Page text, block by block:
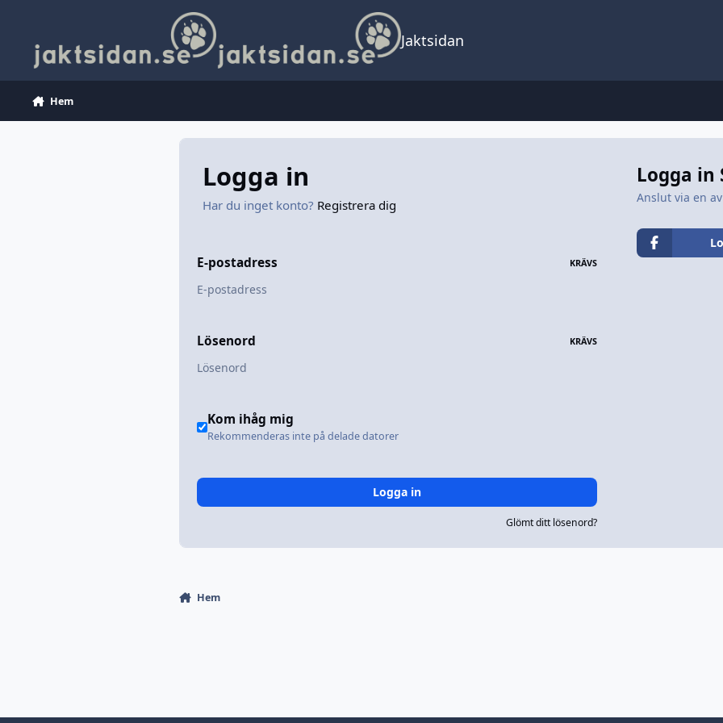
Jaktsidan
Hem
Logga in
Har du inget konto? Registrera dig
E-postadress KRÄVS
Lösenord KRÄVS
Kom ihåg mig
Rekommenderas inte på delade datorer
Logga in
Glömt ditt lösenord?
Logga in
Anslut via en
Hem